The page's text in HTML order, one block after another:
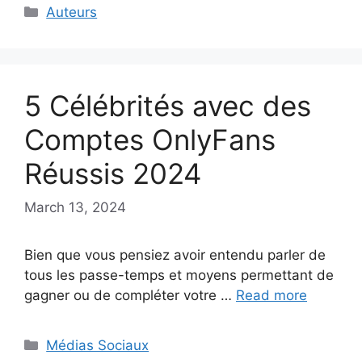
Categories
Auteurs
5 Célébrités avec des
Comptes OnlyFans
Réussis 2024
March 13, 2024
Bien que vous pensiez avoir entendu parler de
tous les passe-temps et moyens permettant de
gagner ou de compléter votre … Read more
Categories
Médias Sociaux